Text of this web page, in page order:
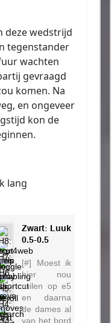
deze wedstrijd
tegenstander
wachten
gevraagd
komen. Na
en ongeveer
kon de
lang